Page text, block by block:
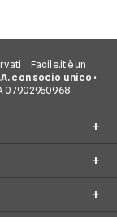
Facile.it è un
con socio unico •
07902950968